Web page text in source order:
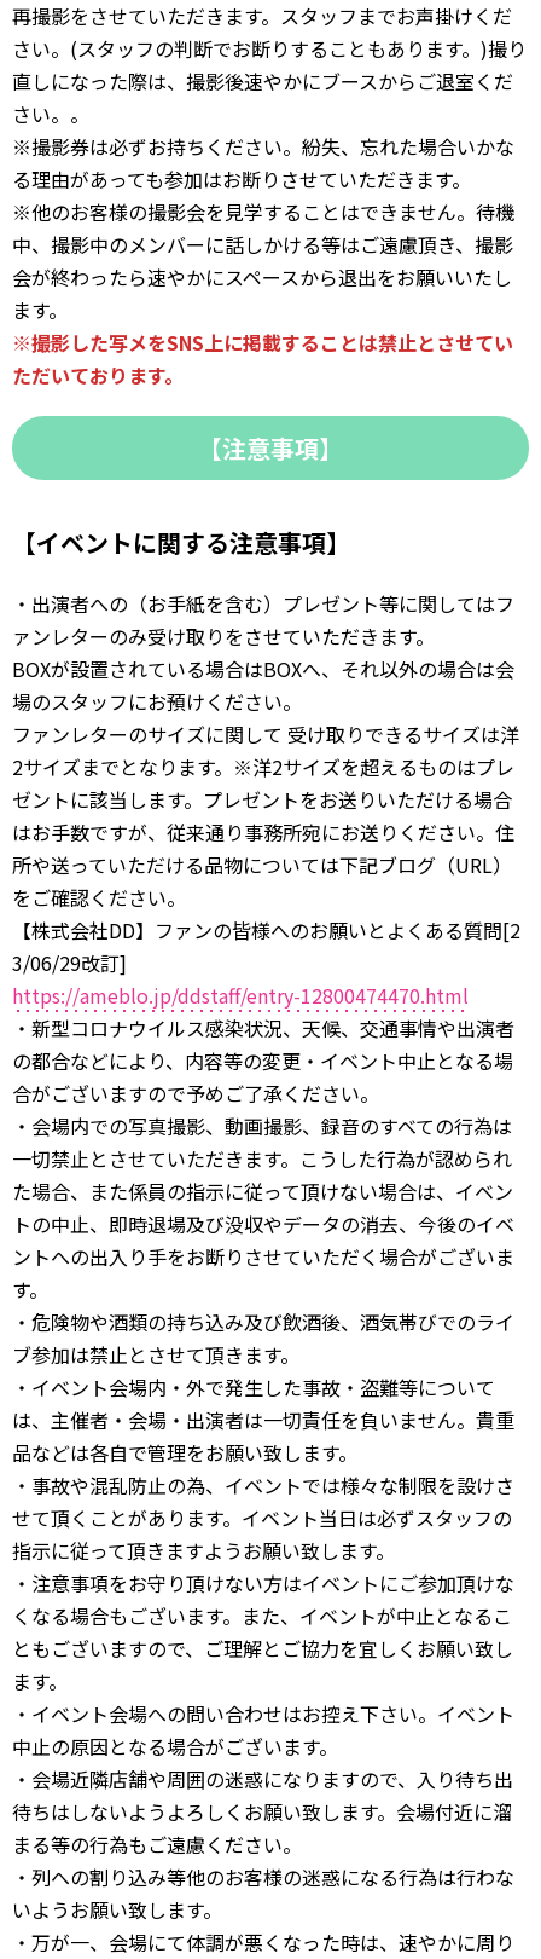
再撮影をさせていただきます。スタッフまでお声掛けくだ
さい。(スタッフの判断でお断りすることもあります。)撮り
直しになった際は、撮影後速やかにブースからご退室くだ
さい。。
※撮影券は必ずお持ちください。紛失、忘れた場合いかな
る理由があっても参加はお断りさせていただきます。
※他のお客様の撮影会を見学することはできません。待機
中、撮影中のメンバーに話しかける等はご遠慮頂き、撮影
会が終わったら速やかにスペースから退出をお願いいたし
ます。
※撮影した写メをSNS上に掲載することは禁止とさせてい
ただいております。
【注意事項】
【イベントに関する注意事項】
・出演者への（お手紙を含む）プレゼント等に関してはフ
ァンレターのみ受け取りをさせていただきます。
BOXが設置されている場合はBOXへ、それ以外の場合は会
場のスタッフにお預けください。
ファンレターのサイズに関して 受け取りできるサイズは洋
2サイズまでとなります。※洋2サイズを超えるものはプレ
ゼントに該当します。プレゼントをお送りいただける場合
はお手数ですが、従来通り事務所宛にお送りください。住
所や送っていただける品物については下記ブログ（URL）
をご確認ください。
【株式会社DD】ファンの皆様へのお願いとよくある質問[2
3/06/29改訂]
https://ameblo.jp/ddstaff/entry-12800474470.html
・新型コロナウイルス感染状況、天候、交通事情や出演者
の都合などにより、内容等の変更・イベント中止となる場
合がございますので予めご了承ください。
・会場内での写真撮影、動画撮影、録音のすべての行為は
一切禁止とさせていただきます。こうした行為が認められ
た場合、また係員の指示に従って頂けない場合は、イベン
トの中止、即時退場及び没収やデータの消去、今後のイベ
ントへの出入り手をお断りさせていただく場合がございま
す。
・危険物や酒類の持ち込み及び飲酒後、酒気帯びでのライ
ブ参加は禁止とさせて頂きます。
・イベント会場内・外で発生した事故・盗難等について
は、主催者・会場・出演者は一切責任を負いません。貴重
品などは各自で管理をお願い致します。
・事故や混乱防止の為、イベントでは様々な制限を設けさ
せて頂くことがあります。イベント当日は必ずスタッフの
指示に従って頂きますようお願い致します。
・注意事項をお守り頂けない方はイベントにご参加頂けな
くなる場合もございます。また、イベントが中止となるこ
ともございますので、ご理解とご協力を宜しくお願い致し
ます。
・イベント会場への問い合わせはお控え下さい。イベント
中止の原因となる場合がございます。
・会場近隣店舗や周囲の迷惑になりますので、入り待ち出
待ちはしないようよろしくお願い致します。会場付近に溜
まる等の行為もご遠慮ください。
・列への割り込み等他のお客様の迷惑になる行為は行わな
いようお願い致します。
・万が一、会場にて体調が悪くなった時は、速やかに周り